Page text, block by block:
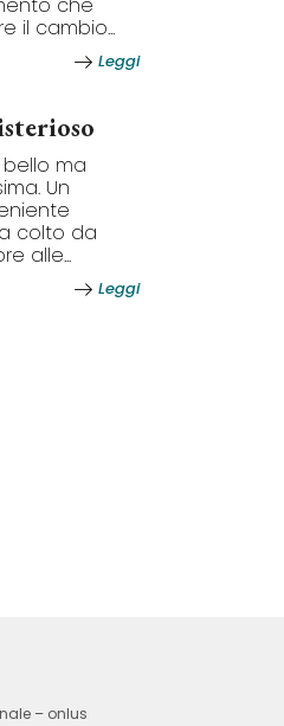
il cambio...
Leggi
bello ma
Un
colto da
alle...
Leggi
– onlus